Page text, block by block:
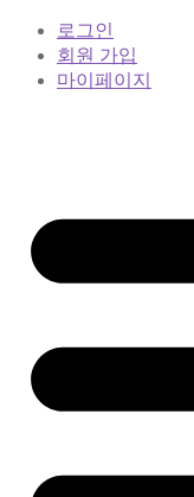
로그인
회원 가입
마이페이지